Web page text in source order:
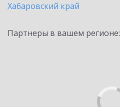
Хабаровский край
Партнеры в вашем регионе: